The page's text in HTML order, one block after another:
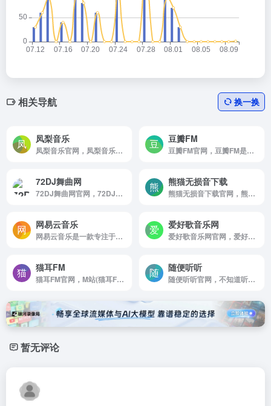
相关导航 换一换
凤梨音乐
凤梨音乐官网，凤梨音乐为广大音乐爱好者提供高音质无损音乐资源的一个音乐分享平台
豆瓣FM
豆瓣FM官网，豆瓣FM是你专属的个性化音乐收听工具。它简单方便，打开就能收听。在收听过程中，你可以用“红心”，“垃圾桶”或者“跳过” 告诉豆瓣FM你的喜好。豆瓣FM将根据你的操作和反馈，从海量曲库中自动发现并播出符合你音乐口味的歌曲。
72DJ舞曲网
72DJ舞曲网官网，72DJ舞曲网提供好听的DJ舞曲免费下载，主要包括国内外最新dj音乐，好听的中文舞曲，dj串烧全部精心打造。北方最好的dj舞曲在线试听网站！
熊猫无损音下载
熊猫无损音下载官网，熊猫无损音乐下载[www，xmwav，com]，一个免费分享wav|flac|mp3格式无损音乐的网站，为广大无损音乐爱好者提供交流及资源分享，在这里可以找到很多您喜爱的无损音乐免费下载。收录的无损音乐主要以wav，flac，ape，mp3等格式，每首无损音乐都是熊猫无损音乐网精心挑选，真正免费的无损音乐下载网站。
网易云音乐
网易云音乐是一款专注于发现与分享的音乐产品
爱好歌音乐网
爱好歌音乐网官网，爱好歌音乐下载网分享提供好看的高清MV，最新音乐下载地址及车载MV在线播放，支持手机HTML5在线播放，使用音乐MV解析工具快速获取高清MV音乐下载地址，高清MV下载，车载音乐高清MV，最新车载MV免费下载。
猫耳FM
猫耳FM官网，M站(猫耳FM)是第一家弹幕音图站，同时也是中国声优基地，在这里可以听电台，音乐，翻唱，小说和广播剧，用二次元声音连接三次元，
随便听听
随便听听官网，不知道听什么歌，这里随机播放热门推荐歌曲免费在线播放下载，这里至少收集了过万首热门在网络上最全的音乐
暂无评论